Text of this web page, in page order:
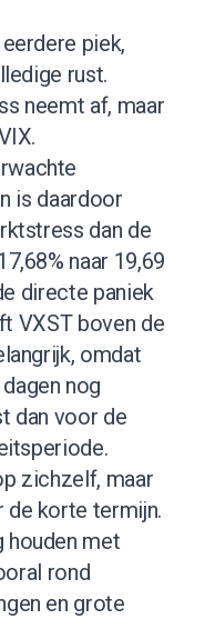
piek,
rust.
neemt af, maar
is daardoor
dan de
naar 19,69
directe paniek
VXST boven de
omdat
nog
dan voor de
zichzelf, maar
de korte termijn.
houden met
rond
en grote